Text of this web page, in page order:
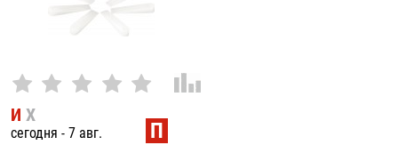
И Х
сегодня - 7 авг. П